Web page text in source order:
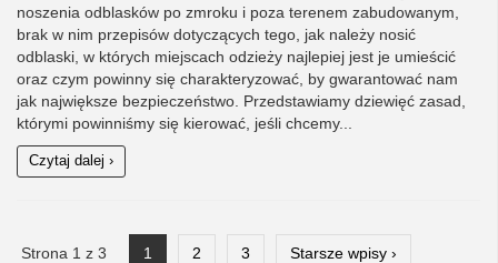
noszenia odblasków po zmroku i poza terenem zabudowanym,
brak w nim przepisów dotyczących tego, jak należy nosić
odblaski, w których miejscach odzieży najlepiej jest je umieścić
oraz czym powinny się charakteryzować, by gwarantować nam
jak największe bezpieczeństwo. Przedstawiamy dziewięć zasad,
którymi powinniśmy się kierować, jeśli chcemy...
Czytaj dalej ›
Strona 1 z 3 1 2 3 Starsze wpisy ›